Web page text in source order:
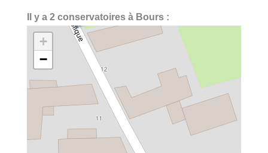
Il y a 2 conservatoires à Bours :
+
−